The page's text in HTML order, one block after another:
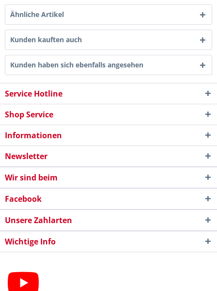
Ähnliche Artikel
Kunden kauften auch
Kunden haben sich ebenfalls angesehen
Service Hotline
Shop Service
Informationen
Newsletter
Wir sind beim
Facebook
Unsere Zahlarten
Wichtige Info